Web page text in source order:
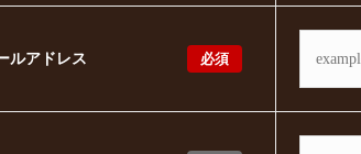
必須
ルアドレス